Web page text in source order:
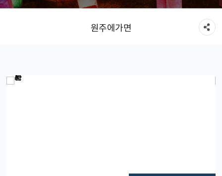
원주에가면